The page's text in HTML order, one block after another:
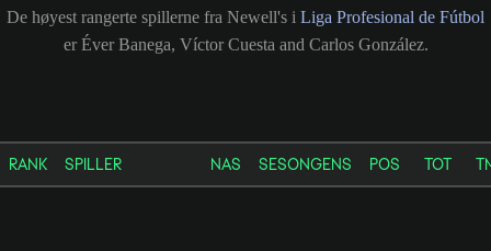
De høyest rangerte spillerne fra Newell's i Liga Profesional de Fútbol
er Éver Banega, Víctor Cuesta and Carlos González.
RANK SPILLER NAS SESONGENS POS TOT